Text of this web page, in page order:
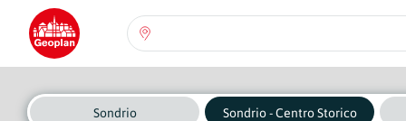
Abruzzo
Regione
Sondrio Sondrio - Centro Storico